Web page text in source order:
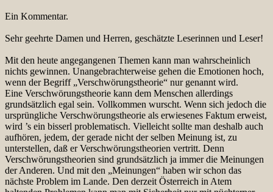
Ein Kommentar.
Sehr geehrte Damen und Herren, geschätzte Leserinnen und Leser!
Mit den heute angegangenen Themen kann man wahrscheinlich
nichts gewinnen. Unangebrachterweise gehen die Emotionen hoch,
wenn der Begriff „Verschwörungstheorie“ nur genannt wird.
Eine Verschwörungstheorie kann dem Menschen allerdings
grundsätzlich egal sein. Vollkommen wurscht. Wenn sich jedoch die
ursprüngliche Verschwörungstheorie als erwiesenes Faktum erweist,
wird ’s ein bisserl problematisch. Vielleicht sollte man deshalb auch
aufhören, jedem, der gerade nicht der selben Meinung ist, zu
unterstellen, daß er Verschwörungstheorien vertritt. Denn
Verschwörungstheorien sind grundsätzlich ja immer die Meinungen
der Anderen. Und mit den „Meinungen“ haben wir schon das
nächste Problem im Lande. Den derzeit Österreich in Atem